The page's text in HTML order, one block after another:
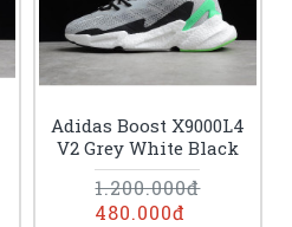
Adidas Boost X9000L4
V2 Grey White Black
480.000đ
1.200.000đ